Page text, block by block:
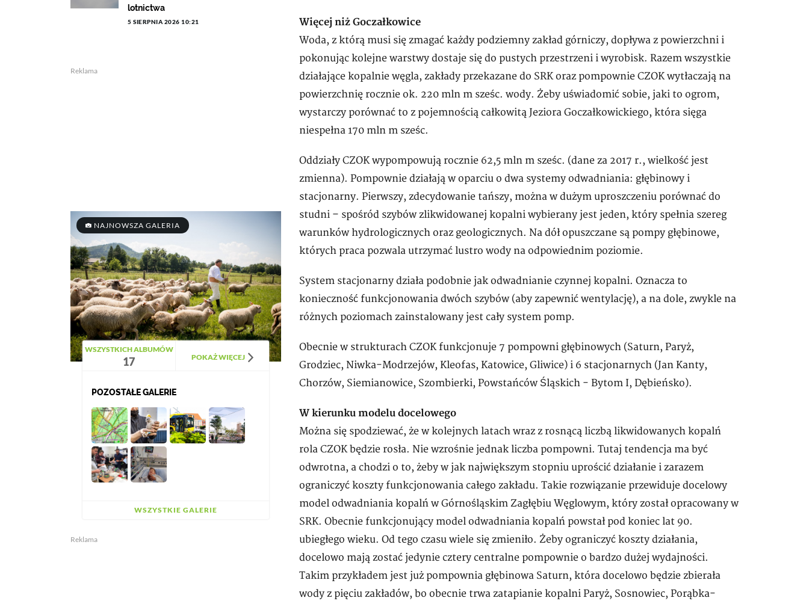
Więcej niż Goczałkowice
Woda, z którą musi się zmagać każdy podziemny zakład górniczy, dopływa z powierzchni i
pokonując kolejne warstwy dostaje się do pustych przestrzeni i wyrobisk. Razem wszystkie
działające kopalnie węgla, zakłady przekazane do SRK oraz pompownie CZOK wytłaczają na
powierzchnię rocznie ok. 220 mln m sześc. wody. Żeby uświadomić sobie, jaki to ogrom,
wystarczy porównać to z pojemnością całkowitą Jeziora Goczałkowickiego, która sięga
niespełna 170 mln m sześc.
Oddziały CZOK wypompowują rocznie 62,5 mln m sześc. (dane za 2017 r., wielkość jest
zmienna). Pompownie działają w oparciu o dwa systemy odwadniania: głębinowy i
stacjonarny. Pierwszy, zdecydowanie tańszy, można w dużym uproszczeniu porównać do
studni – spośród szybów zlikwidowanej kopalni wybierany jest jeden, który spełnia szereg
warunków hydrologicznych oraz geologicznych. Na dół opuszczane są pompy głębinowe,
których praca pozwala utrzymać lustro wody na odpowiednim poziomie.
System stacjonarny działa podobnie jak odwadnianie czynnej kopalni. Oznacza to
konieczność funkcjonowania dwóch szybów (aby zapewnić wentylację), a na dole, zwykle na
różnych poziomach zainstalowany jest cały system pomp.
Obecnie w strukturach CZOK funkcjonuje 7 pompowni głębinowych (Saturn, Paryż,
Grodziec, Niwka-Modrzejów, Kleofas, Katowice, Gliwice) i 6 stacjonarnych (Jan Kanty,
Chorzów, Siemianowice, Szombierki, Powstańców Śląskich - Bytom I, Dębieńsko).
W kierunku modelu docelowego
Można się spodziewać, że w kolejnych latach wraz z rosnącą liczbą likwidowanych kopalń
rola CZOK będzie rosła. Nie wzrośnie jednak liczba pompowni. Tutaj tendencja ma być
odwrotna, a chodzi o to, żeby w jak największym stopniu uprościć działanie i zarazem
ograniczyć koszty funkcjonowania całego zakładu. Takie rozwiązanie przewiduje docelowy
model odwadniania kopalń w Górnośląskim Zagłębiu Węglowym, który został opracowany w
SRK. Obecnie funkcjonujący model odwadniania kopalń powstał pod koniec lat 90.
ubiegłego wieku. Od tego czasu wiele się zmieniło. Żeby ograniczyć koszty działania,
docelowo mają zostać jedynie cztery centralne pompownie o bardzo dużej wydajności.
Takim przykładem jest już pompownia głębinowa Saturn, która docelowo będzie zbierała
wody z pięciu zakładów, bo obecnie trwa zatapianie kopalni Paryż, Sosnowiec, Porąbka-
lotnictwa
5 SIERPNIA 2026 10:21
Reklama
NAJNOWSZA GALERIA
WSZYSTKICH ALBUMÓW
17 POKAŻ WIĘCEJ
POZOSTAŁE GALERIE
WSZYSTKIE GALERIE
Reklama